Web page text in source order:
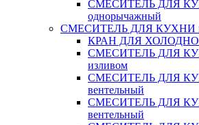
СМЕСИТЕЛЬ ДЛЯ
однорычажный
СМЕСИТЕЛЬ ДЛЯ КУХНИ
КРАН ДЛЯ
СМЕСИТЕЛЬ ДЛЯ
изливом
СМЕСИТЕЛЬ ДЛЯ
вентельный
СМЕСИТЕЛЬ ДЛЯ
вентельный